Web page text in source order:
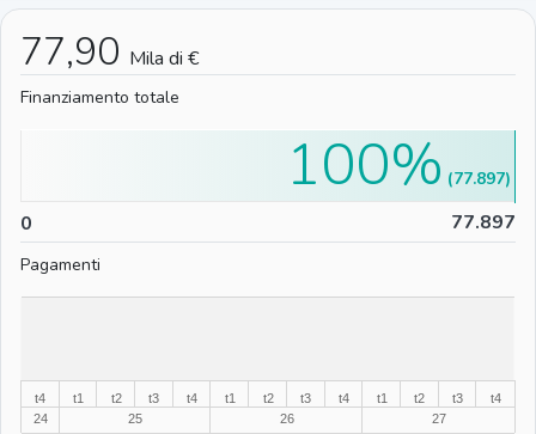
77,90 Mila di €
Finanziamento totale
0 77.897
100% (77.897)
Pagamenti
t4
24
t1
25
t2 t3 t4
t1
26
t2 t3 t4
t1
27
t2 t3 t4